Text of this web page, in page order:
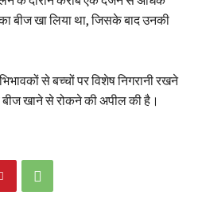
बीज खा लिया था, जिसके बाद उनकी
से बच्चों पर विशेष निगरानी रखने
खाने से रोकने की अपील की है।